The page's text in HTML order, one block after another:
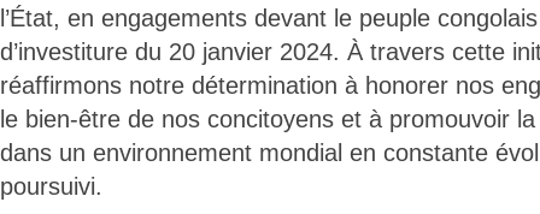
l’État, en engagements devant le peuple
d’investiture du 20 janvier 2024. À travers cette
réaffirmons notre détermination à honorer nos
le bien-être de nos concitoyens et à promouvoir
dans un environnement mondial en constante
poursuivi.